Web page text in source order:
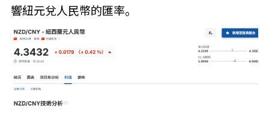
響紐元兌人民幣的匯率。